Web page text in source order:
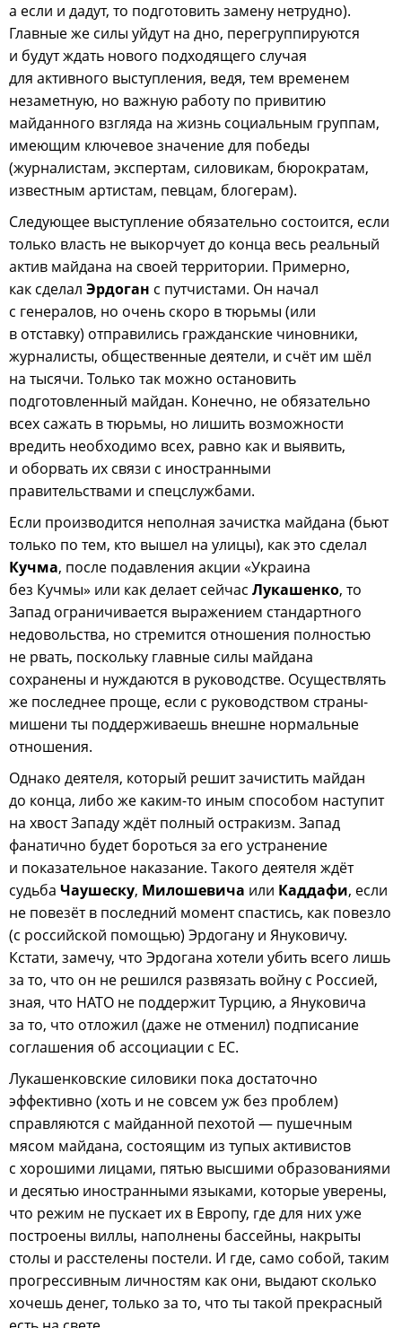
а если и дадут, то подготовить замену нетрудно).
Главные же силы уйдут на дно, перегруппируются
и будут ждать нового подходящего случая
для активного выступления, ведя, тем временем
незаметную, но важную работу по привитию
майданного взгляда на жизнь социальным группам,
имеющим ключевое значение для победы
(журналистам, экспертам, силовикам, бюрократам,
известным артистам, певцам, блогерам).
Следующее выступление обязательно состоится, если
только власть не выкорчует до конца весь реальный
актив майдана на своей территории. Примерно,
как сделал Эрдоган с путчистами. Он начал
с генералов, но очень скоро в тюрьмы (или
в отставку) отправились гражданские чиновники,
журналисты, общественные деятели, и счёт им шёл
на тысячи. Только так можно остановить
подготовленный майдан. Конечно, не обязательно
всех сажать в тюрьмы, но лишить возможности
вредить необходимо всех, равно как и выявить,
и оборвать их связи с иностранными
правительствами и спецслужбами.
Если производится неполная зачистка майдана (бьют
только по тем, кто вышел на улицы), как это сделал
Кучма, после подавления акции «Украина
без Кучмы» или как делает сейчас Лукашенко, то
Запад ограничивается выражением стандартного
недовольства, но стремится отношения полностью
не рвать, поскольку главные силы майдана
сохранены и нуждаются в руководстве. Осуществлять
же последнее проще, если с руководством страны-
мишени ты поддерживаешь внешне нормальные
отношения.
Однако деятеля, который решит зачистить майдан
до конца, либо же каким-то иным способом наступит
на хвост Западу ждёт полный остракизм. Запад
фанатично будет бороться за его устранение
и показательное наказание. Такого деятеля ждёт
судьба Чаушеску, Милошевича или Каддафи, если
не повезёт в последний момент спастись, как повезло
(с российской помощью) Эрдогану и Януковичу.
Кстати, замечу, что Эрдогана хотели убить всего лишь
за то, что он не решился развязать войну с Россией,
зная, что НАТО не поддержит Турцию, а Януковича
за то, что отложил (даже не отменил) подписание
соглашения об ассоциации с ЕС.
Лукашенковские силовики пока достаточно
эффективно (хоть и не совсем уж без проблем)
справляются с майданной пехотой — пушечным
мясом майдана, состоящим из тупых активистов
с хорошими лицами, пятью высшими образованиями
и десятью иностранными языками, которые уверены,
что режим не пускает их в Европу, где для них уже
построены виллы, наполнены бассейны, накрыты
столы и расстелены постели. И где, само собой, таким
прогрессивным личностям как они, выдают сколько
хочешь денег, только за то, что ты такой прекрасный